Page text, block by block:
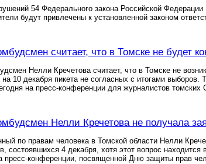
54 Федерального закона Российской
будут привлечены к установленной законом
считает, что в Томске не будет
Нелли Кречетова считает, что в Томске не
на 10 декабря пикета не согласных с итогами
на пресс-конференции для журналистов
Нелли Кречетова не получала
по правам человека в Томской области Нелли
состоявшихся 4 декабря, хотя этот вопрос
пресс-конференции, посвященной Дню защиты прав